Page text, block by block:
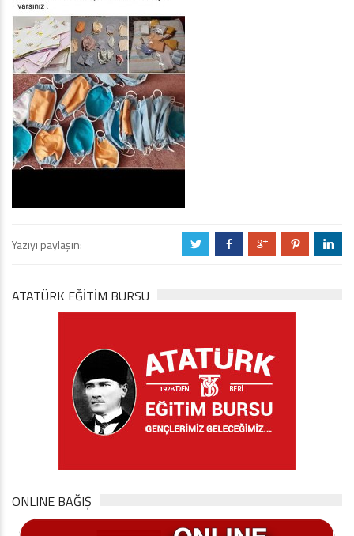
Yazıyı paylaşın: a b c d j
ATATÜRK EĞITIM BURSU
ONLINE BAĞIŞ